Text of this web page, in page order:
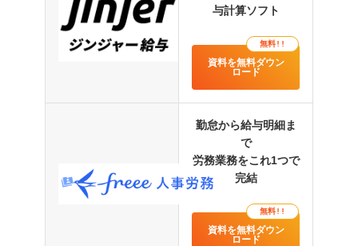
与計算ソフト
無料!!
資料を無料ダウン
ロード
勤怠から給与明細ま
で
労務業務をこれ1つで
完結
無料!!
資料を無料ダウン
ロード